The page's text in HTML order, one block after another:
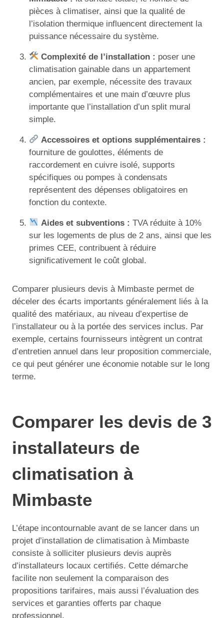
pièces à climatiser, ainsi que la qualité de
l’isolation thermique influencent directement la
puissance nécessaire du système.
Complexité de l’installation : poser une
climatisation gainable dans un appartement
ancien, par exemple, nécessite des travaux
complémentaires et une main d’œuvre plus
importante que l’installation d’un split mural
simple.
Accessoires et options supplémentaires :
fourniture de goulottes, éléments de
raccordement en cuivre isolé, supports
spécifiques ou pompes à condensats
représentent des dépenses obligatoires en
fonction du contexte.
Aides et subventions : TVA réduite à 10%
sur les logements de plus de 2 ans, ainsi que les
primes CEE, contribuent à réduire
significativement le coût global.
Comparer plusieurs devis à Mimbaste permet de
déceler des écarts importants généralement liés à la
qualité des matériaux, au niveau d’expertise de
l’installateur ou à la portée des services inclus. Par
exemple, certains fournisseurs intègrent un contrat
d’entretien annuel dans leur proposition commerciale,
ce qui peut générer une économie notable sur le long
terme.
Comparer les devis de 3
installateurs de
climatisation à
Mimbaste
L’étape incontournable avant de se lancer dans un
projet d’installation de climatisation à Mimbaste
consiste à solliciter plusieurs devis auprès
d’installateurs locaux certifiés. Cette démarche
facilite non seulement la comparaison des
propositions tarifaires, mais aussi l’évaluation des
services et garanties offerts par chaque
professionnel.